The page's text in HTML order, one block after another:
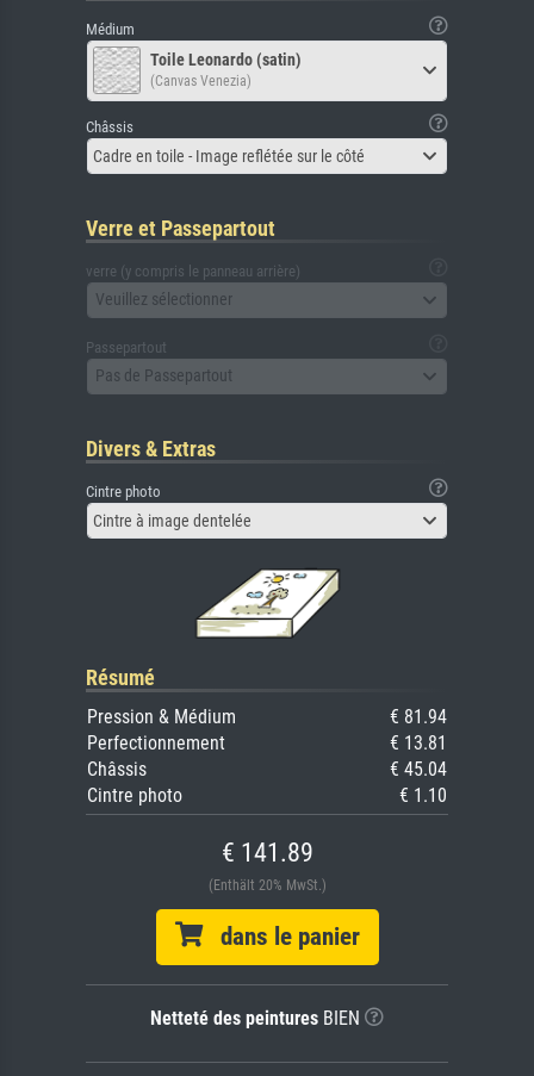
Médium
Toile Leonardo (satin)
(Canvas Venezia)
Châssis
Cadre en toile - Image reflétée sur le côté
Verre et Passepartout
verre (y compris le panneau arrière)
Veuillez sélectionner
Passepartout
Pas de Passepartout
Divers & Extras
Cintre photo
Cintre à image dentelée
Résumé
Pression & Médium
€ 81.94
Perfectionnement
€ 13.81
Châssis
€ 45.04
Cintre photo
€ 1.10
€ 141.89
(Enthält 20% MwSt.)
dans le panier
Netteté des peintures BIEN